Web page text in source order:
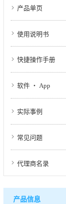
产品单页
使用说明书
快捷操作手册
软件 ・ App
实际事例
常见问题
代理商名录
产品信息